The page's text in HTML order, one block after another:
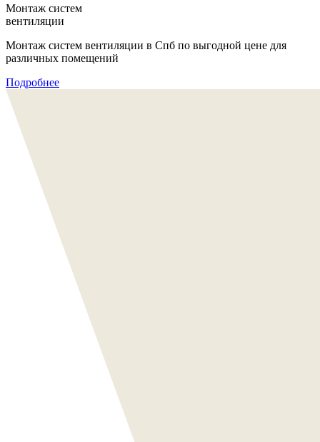
Монтаж систем
вентиляции
Монтаж систем вентиляции в Спб по выгодной цене для
различных помещений
Подробнее